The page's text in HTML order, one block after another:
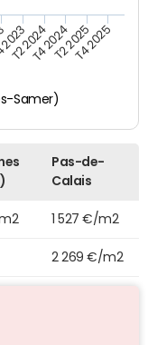
Samer)
T2 2024T4 2024T2 2025T4 2025
Pas-de-
Calais
m2 1 527 €/m2
2 269 €/m2